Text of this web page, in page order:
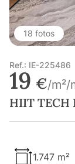
18 fotos
Ref.: IE-225486
19 €/m²/
HIIT TECH
1.747 m²